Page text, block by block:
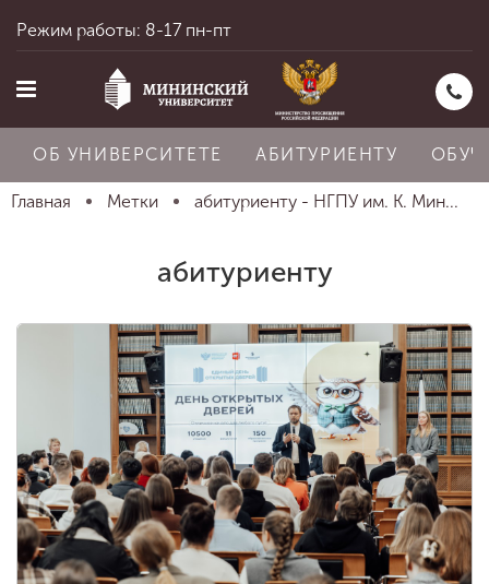
Главная
Об университете
Абитуриенту
Обучение
Наука
Режим работы: 8-17 пн-пт
ОБ УНИВЕРСИТЕТЕ АБИТУРИЕНТУ
Главная Метки абитуриенту - НГПУ им. К. Мин...
абитуриенту